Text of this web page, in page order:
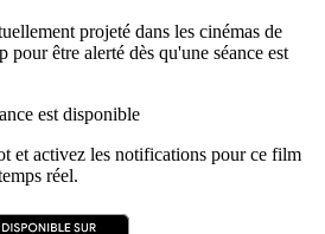
projeté dans les cinémas de
pour être alerté dès qu'une séance est
est disponible
et activez les notifications pour ce film
réel.